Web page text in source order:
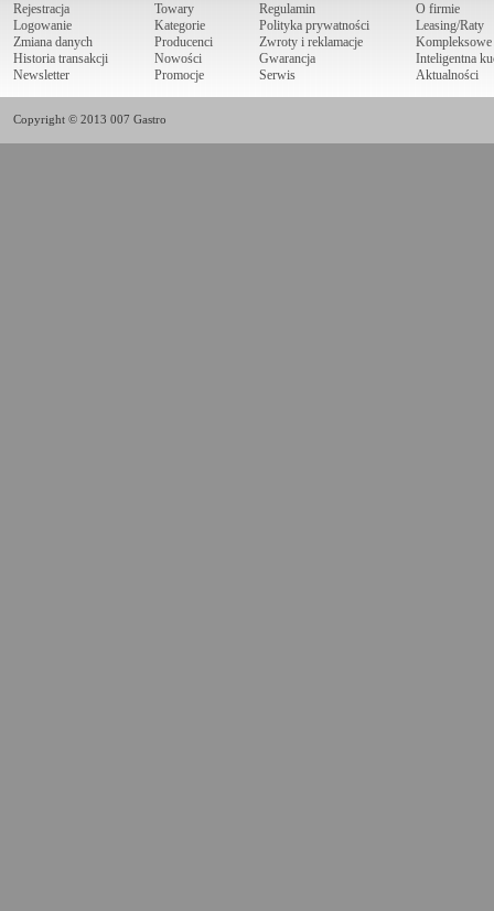
Rejestracja
Logowanie
Zmiana danych
Historia transakcji
Newsletter
Towary
Kategorie
Producenci
Nowości
Promocje
Regulamin
Polityka prywatności
Zwroty i reklamacje
Gwarancja
Serwis
O firmie
Leasing/Raty
Kompleksowe
Inteligentna
Aktualności
Copyright © 2013 007 Gastro